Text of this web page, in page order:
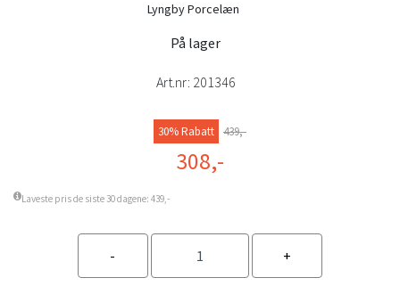
Lyngby Porcelæn
På lager
Art.nr: 201346
30% Rabatt 439,-
308,-
Laveste pris de siste 30 dagene: 439,-